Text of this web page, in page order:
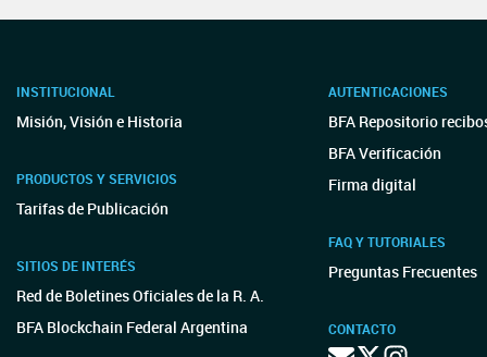
INSTITUCIONAL
Misión, Visión e Historia
PRODUCTOS Y SERVICIOS
Tarifas de Publicación
SITIOS DE INTERÉS
Red de Boletines Oficiales de la R. A.
BFA Blockchain Federal Argentina
AUTENTICACIONES
BFA Repositorio
BFA Verificación
Firma digital
FAQ Y TUTORIALES
Preguntas Frecuentes
CONTACTO